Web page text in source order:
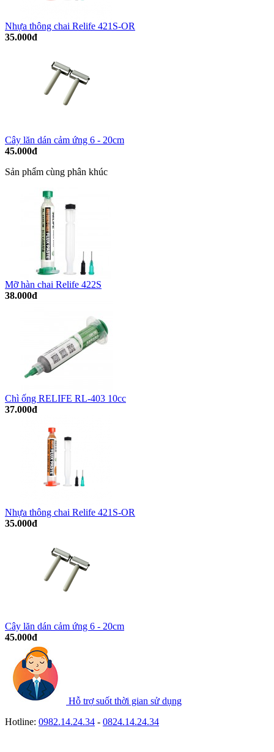
Nhựa thông chai Relife 421S-OR
35.000đ
Cây lăn dán cảm ứng 6 - 20cm
45.000đ
Sản phẩm cùng phân khúc
Mỡ hàn chai Relife 422S
38.000đ
Chì ống RELIFE RL-403 10cc
37.000đ
Nhựa thông chai Relife 421S-OR
35.000đ
Cây lăn dán cảm ứng 6 - 20cm
45.000đ
Hỗ trợ suốt thời gian sử dụng
Hotline: 0982.14.24.34 - 0824.14.24.34